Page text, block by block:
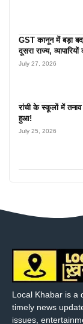
GST कानून में बड़ा
दूसरा राज्य,
July 27, 2026
रांची के स्कूलों में
हुआ!
July 25, 2026
Local Khabar is a
timely news
issues,